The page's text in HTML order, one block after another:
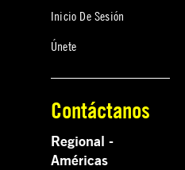
Inicio De Sesión
Únete
Contáctanos
Regional -
Américas